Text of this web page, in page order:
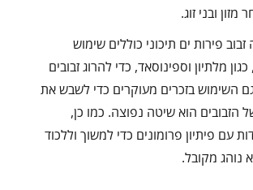
ובני זוג.
פירות ים תיכוני כוללים שימוש
מלתיון וספינוסאד, כדי להרוג זבובים
גם השימוש בזכרים מעוקרים כדי לשבש את
הזבובים הוא שיטה נפוצה. כמו כן,
עם פיתיון פרומונים כדי למשוך וללכוד
נוהג מקובל.